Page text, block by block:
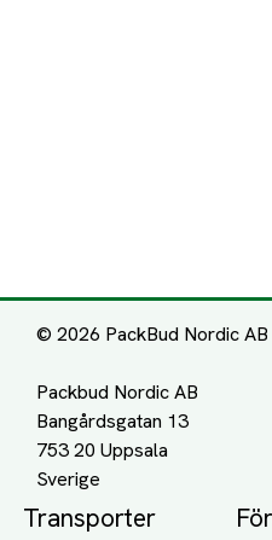
© 2026 PackBud Nordic AB
Packbud Nordic AB
Bangårdsgatan 13
753 20 Uppsala
Transporter